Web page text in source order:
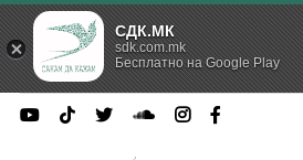
СДК.МК
sdk.com.mk
Бесплатно на Google Play